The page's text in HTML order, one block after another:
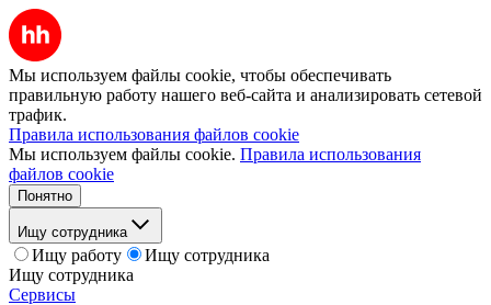
Мы используем файлы cookie, чтобы обеспечивать
правильную работу нашего веб-сайта и анализировать сетевой
трафик.
Правила использования файлов cookie
Мы используем файлы cookie. Правила использования
файлов cookie
Понятно
Ищу сотрудника
Ищу работу
Ищу сотрудника
Ищу сотрудника
Сервисы